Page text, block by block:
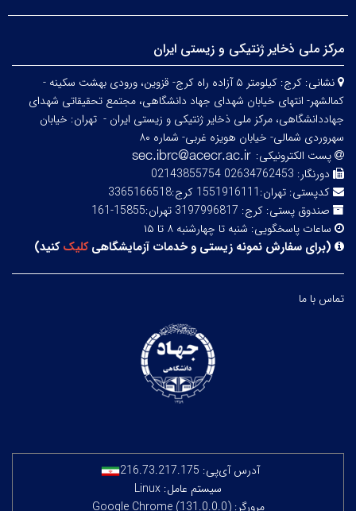
مرکز ملی ذخایر ژنتیکی و زیستی ایران
نشانی:
کرج: کیلومتر ۵ آزاده راه کرج- قزوین، ورودی بهشت سکینه -
کمالشهر- انتهای خیابان شهدای جهاد دانشگاهی، مجتمع تحقیقاتی شهدای
جهاددانشگاهی، مرکز ملی ذخایر ژنتیکی و زیستی ایران - تهران: خیابان
سهروردی شمالی- خیابان هویزه غربی- شماره ۸۰
پست الکترونیکی:
دورنگار: 02634762453 02143855754
کدپستی: تهران:1551916111 کرج:3365166518
صندوق پستی: کرج: 3197996817 تهران:15855-161
ساعات پاسخگویی: شنبه تا چهارشنبه ۸ تا ۱۵
(برای سفارش نمونه زیستی و خدمات آزمایشگاهیکلیککنید)
تماس با ما
آدرس آی‌پی: 216.73.217.175
سیستم عامل: Linux
مرورگر: Google Chrome (131.0.0.0)